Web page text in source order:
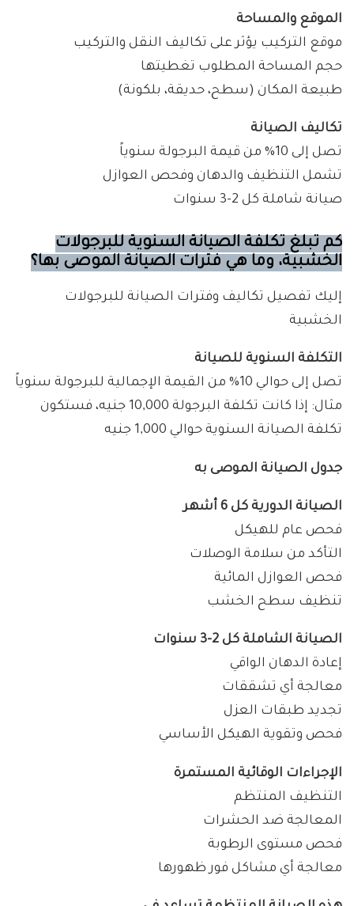
الموقع والمساحة
موقع التركيب يؤثر على تكاليف النقل والتركيب
حجم المساحة المطلوب تغطيتها
طبيعة المكان (سطح، حديقة، بلكونة)
تكاليف الصيانة
تصل إلى 10% من قيمة البرجولة سنوياً
تشمل التنظيف والدهان وفحص العوازل
صيانة شاملة كل 2-3 سنوات
كم تبلغ تكلفة الصيانة السنوية للبرجولات
الخشبية، وما هي فترات الصيانة الموصى بها؟
إليك تفصيل تكاليف وفترات الصيانة للبرجولات
الخشبية
التكلفة السنوية للصيانة
تصل إلى حوالي 10% من القيمة الإجمالية للبرجولة سنوياً
مثال: إذا كانت تكلفة البرجولة 10,000 جنيه، فستكون
تكلفة الصيانة السنوية حوالي 1,000 جنيه
جدول الصيانة الموصى به
الصيانة الدورية كل 6 أشهر
فحص عام للهيكل
التأكد من سلامة الوصلات
فحص العوازل المائية
تنظيف سطح الخشب
الصيانة الشاملة كل 2-3 سنوات
إعادة الدهان الواقي
معالجة أي تشققات
تجديد طبقات العزل
فحص وتقوية الهيكل الأساسي
الإجراءات الوقائية المستمرة
التنظيف المنتظم
المعالجة ضد الحشرات
فحص مستوى الرطوبة
معالجة أي مشاكل فور ظهورها